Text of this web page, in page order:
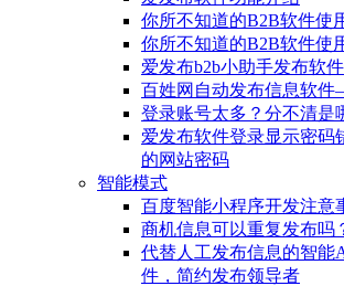
你所不知道的B2B软件使
你所不知道的B2B软件使
爱发布b2b小助手发布软件
百姓网自动发布信息软
登录账号太多？分不清是
爱发布软件登录显示密码
的网站密码
智能模式
百度智能小程序开发注意
商机信息可以重复发布吗
代替人工发布信息的智
件，简约发布领导者